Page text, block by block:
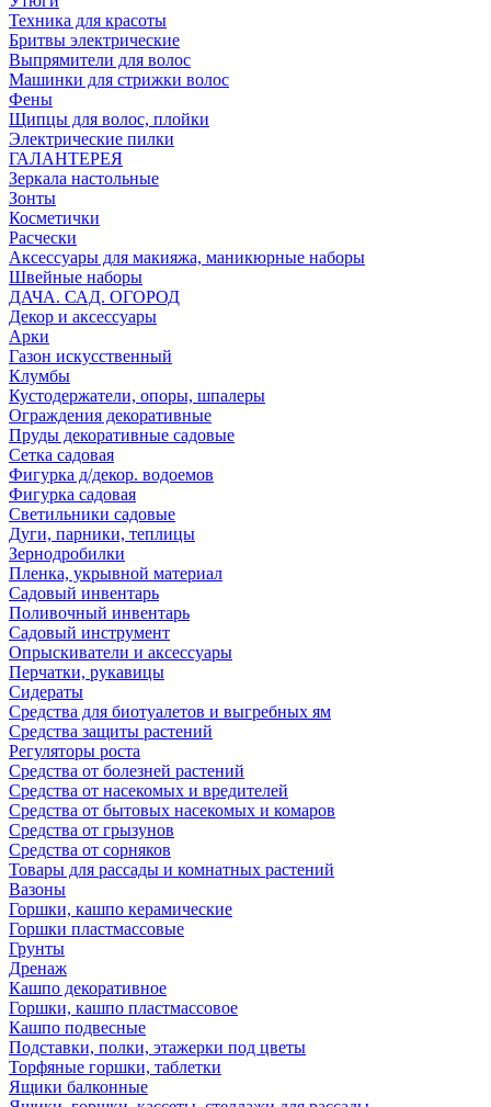
Техника для красоты
Бритвы электрические
Выпрямители для волос
Машинки для стрижки волос
Фены
Щипцы для волос, плойки
Электрические пилки
ГАЛАНТЕРЕЯ
Зеркала настольные
Зонты
Косметички
Расчески
Аксессуары для макияжа, маникюрные наборы
Швейные наборы
ДАЧА. САД. ОГОРОД
Декор и аксессуары
Арки
Газон искусственный
Клумбы
Кустодержатели, опоры, шпалеры
Ограждения декоративные
Пруды декоративные садовые
Сетка садовая
Фигурка д/декор. водоемов
Фигурка садовая
Светильники садовые
Дуги, парники, теплицы
Зернодробилки
Пленка, укрывной материал
Садовый инвентарь
Поливочный инвентарь
Садовый инструмент
Опрыскиватели и аксессуары
Перчатки, рукавицы
Сидераты
Средства для биотуалетов и выгребных ям
Средства защиты растений
Регуляторы роста
Средства от болезней растений
Средства от насекомых и вредителей
Средства от бытовых насекомых и комаров
Средства от грызунов
Средства от сорняков
Товары для рассады и комнатных растений
Вазоны
Горшки, кашпо керамические
Горшки пластмассовые
Грунты
Дренаж
Кашпо декоративное
Горшки, кашпо пластмассовое
Кашпо подвесные
Подставки, полки, этажерки под цветы
Торфяные горшки, таблетки
Ящики балконные